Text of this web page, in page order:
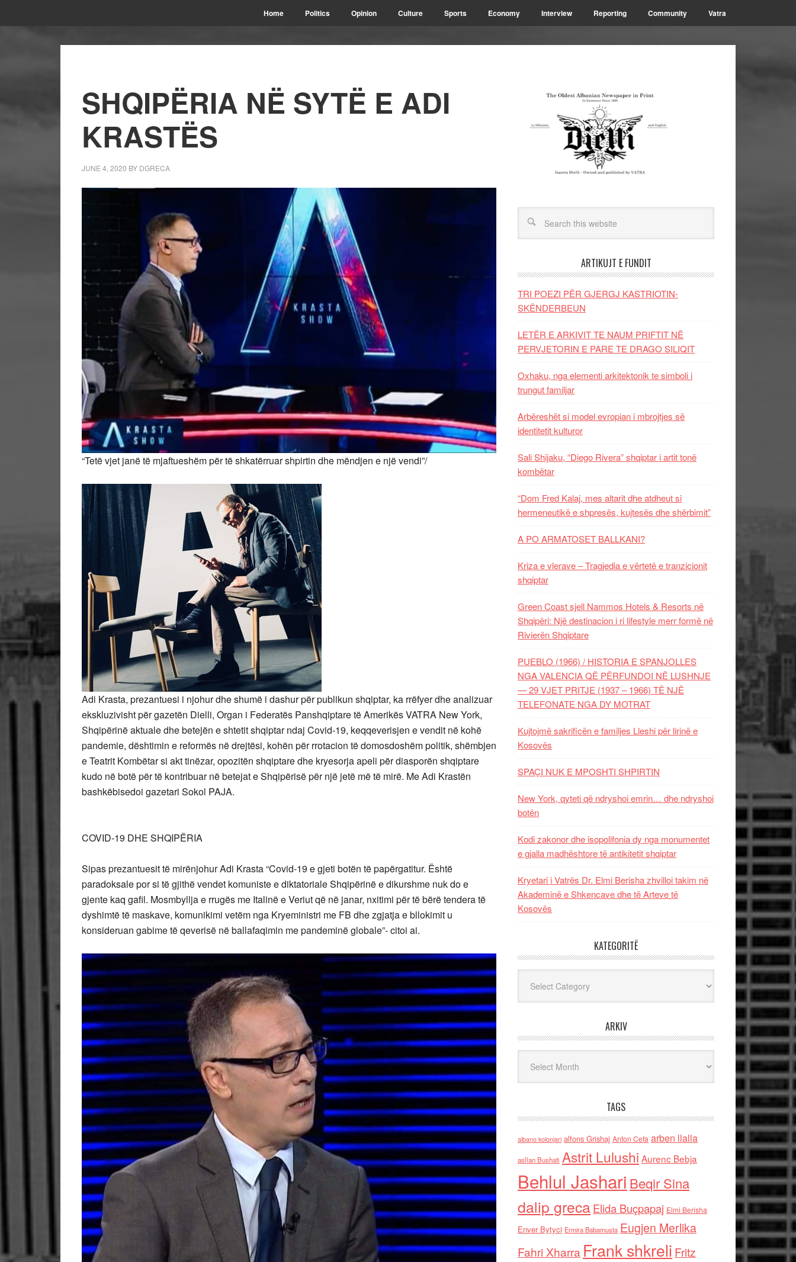
Home Politics Opinion Culture Sports Economy Interview Reporting Community Vatra
SHQIPËRIA NË SYTË E ADI
KRASTËS
JUNE 4, 2020 BY DGRECA
“Tetë vjet janë të mjaftueshëm për të shkatërruar shpirtin dhe mëndjen e një vendi”/
Adi Krasta, prezantuesi i njohur dhe shumë i dashur për publikun shqiptar, ka rrëfyer dhe analizuar
ekskluzivisht për gazetën Dielli, Organ i Federatës Panshqiptare të Amerikës VATRA New York,
Shqipërinë aktuale dhe betejën e shtetit shqiptar ndaj Covid-19, keqqeverisjen e vendit në kohë
pandemie, dështimin e reformës në drejtësi, kohën për rrotacion të domosdoshëm politik, shëmbjen
e Teatrit Kombëtar si akt tinëzar, opozitën shqiptare dhe kryesorja apeli për diasporën shqiptare
kudo në botë për të kontribuar në betejat e Shqipërisë për një jetë më të mirë. Me Adi Krastën
bashkëbisedoi gazetari Sokol PAJA.
COVID-19 DHE SHQIPËRIA
Sipas prezantuesit të mirënjohur Adi Krasta “Covid-19 e gjeti botën të papërgatitur. Është
paradoksale por si të gjithë vendet komuniste e diktatoriale Shqipërinë e dikurshme nuk do e
gjente kaq gafil. Mosmbyllja e rrugës me Italinë e Veriut që në janar, nxitimi për të bërë tendera të
dyshimtë të maskave, komunikimi vetëm nga Kryeministri me FB dhe zgjatja e bllokimit u
konsideruan gabime të qeverisë në ballafaqimin me pandeminë globale”- citoi ai.
ARTIKUJT E FUNDIT
TRI POEZI PËR GJERGJ KASTRIOTIN-
SKËNDERBEUN
LETËR E ARKIVIT TE NAUM PRIFTIT NË
PERVJETORIN E PARE TE DRAGO SILIQIT
Oxhaku, nga elementi arkitektonik te simboli i
trungut familjar
Arbëreshët si model evropian i mbrojtjes së
identitetit kulturor
Sali Shijaku, “Diego Rivera” shqiptar i artit tonë
kombëtar
“Dom Fred Kalaj, mes altarit dhe atdheut si
hermeneutikë e shpresës, kujtesës dhe shërbimit”
A PO ARMATOSET BALLKANI?
Kriza e vlerave – Tragjedia e vërtetë e tranzicionit
shqiptar
Green Coast sjell Nammos Hotels & Resorts në
Shqipëri: Një destinacion i ri lifestyle merr formë në
Rivierën Shqiptare
PUEBLO (1966) / HISTORIA E SPANJOLLES
NGA VALENCIA QË PËRFUNDOI NË LUSHNJE
— 29 VJET PRITJE (1937 – 1966) TË NJË
TELEFONATE NGA DY MOTRAT
Kujtojmë sakrificën e familjes Lleshi për lirinë e
Kosovës
SPAÇI NUK E MPOSHTI SHPIRTIN
New York, qyteti që ndryshoi emrin… dhe ndryshoi
botën
Kodi zakonor dhe isopolifonia dy nga monumentet
e gjalla madhështore të antikitetit shqiptar
Kryetari i Vatrës Dr. Elmi Berisha zhvilloi takim në
Akademinë e Shkencave dhe të Arteve të
Kosovës
KATEGORITË
ARKIV
TAGS
albano kolonjari alfons Grishaj Anton Cefa arben llalla
asllan Bushati Astrit Lulushi Aurenc Bebja
Behlul Jashari Beqir Sina
dalip grecaElida Buçpapaj Elmi Berisha
Enver Bytyci Ermira Babamusta Eugjen Merlika
Fahri Xharra Frank shkreli Fritz